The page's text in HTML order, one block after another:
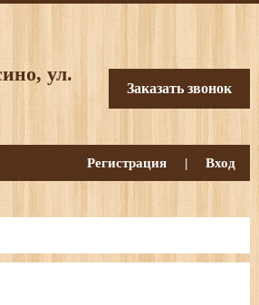
Регистрация | Вход
ул.
Заказать звонок